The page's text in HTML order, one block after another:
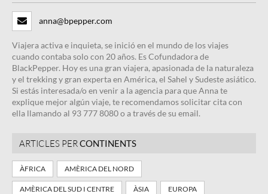
anna@bpepper.com
Viajera activa e inquieta, se inició en el mundo de los viajes
cuando contaba solo con 20 años. Es Cofundadora de
BlackPepper. Hoy es una gran viajera, apasionada de la naturaleza
y el trekking y gran experta en América, el Sahel y Sudeste asiático.
Si estás interesada/o en venir a la agencia para que Anna te
explique mejor algún viaje, te recomendamos solicitar cita con
ella llamando al 93 777 8080 o a través de su email.
ARTICLES PER CONTINENTS
ÀFRICA AMÈRICA DEL NORD
AMÈRICA DEL SUD I CENTRE ÀSIA EUROPA